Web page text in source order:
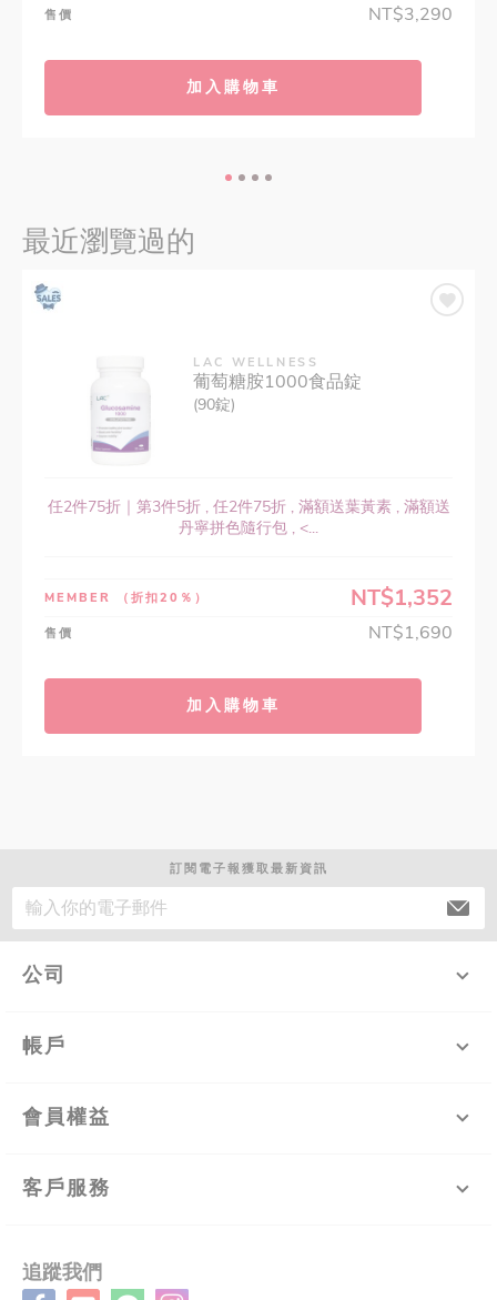
售價 NT$3,290
加入購物車
最近瀏覽過的
LAC WELLNESS
葡萄糖胺1000食品錠
(90錠)
任2件75折｜第3件5折 , 任2件75折 , 滿額送葉黃素 , 滿額送
丹寧拼色隨行包 , <...
MEMBER （折扣20％） NT$1,352
售價 NT$1,690
加入購物車
訂閱電子報獲取最新資訊
公司
帳戶
會員權益
客戶服務
追蹤我們